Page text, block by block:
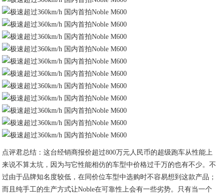
点评君总结：这台经销商报价超过800万元人民币的超级跑车从性能上
来说不算太坑，因为与它性能相仿的车型中价格过千万的也有不少。不
过由于品牌知名度较低，在同价位车型中选购时不容易想到这款产品；
而且纯手工的生产方式让Noble在可靠性上会有一些劣势。只有当一个